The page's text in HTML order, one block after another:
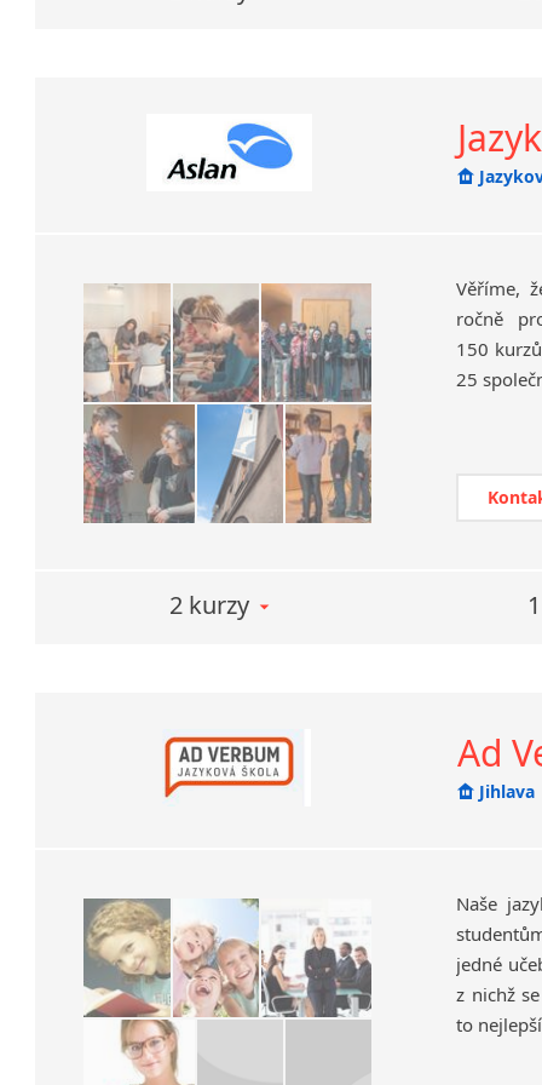
V
Věříme,
ročně
150
25
2 kurzy
Ad
Jihlava
Naše
jedné
z nichž
to